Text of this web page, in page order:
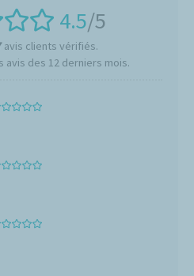
4.5/5
avis clients vérifiés.
avis des 12 derniers mois.